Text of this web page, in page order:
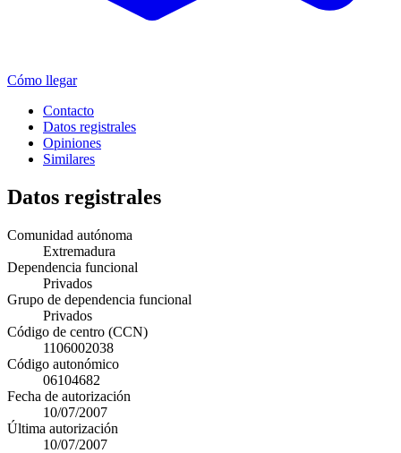
Cómo llegar
Contacto
Datos registrales
Opiniones
Similares
Datos registrales
Comunidad autónoma
Extremadura
Dependencia funcional
Privados
Grupo de dependencia funcional
Privados
Código de centro (CCN)
1106002038
Código autonómico
06104682
Fecha de autorización
10/07/2007
Última autorización
10/07/2007